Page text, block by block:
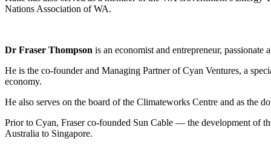
Nations Association of WA.​​​​‌ ‍ ​‍​‍‌‍ ‌ ​‍‌‍‍‌‌‍‌ ‌‍‍‌‌‍ ‍​‍​‍​ ‍‍​‍​‍‌ ​ ‌‍​‌‌‍ ‍‌‍‍‌‌ ‌​‌ ‍‌​‍ ‍‌‍‍‌‌‍ ​‍​‍​‍ ​​‍​‍‌‍‍​‌ ​‍‌‍‌‌‌‍‌‍​‍​‍​ ‍‍​‍​‍‌‍‍​‌ ‌​‌ ‌​‌ ​​​ ‍‍​‍ ​‍ ‌‍ ​‌‍ ‌‍​ ‌‍​‌‌‍ ​‌‍‍​‌‍ ‌ ​ ‌ ‌​​ ‍‍​ ​ ​ ​ ​ ​ ​ ​ ​‍ ‌‍‍‌‌‍ ‍‌ ‌​‌‍‌‌‌‍ ‍‌ ‌​​‍ ‌‍‌‌‌‍‌​‌‍‍‌‌ ‌​​‍ ‌‍ ‌‌‍ ‌‍‌​‌‍‌‌​ ‌‌ ​​‌ ​‍‌‍‌‌‌ ​ ‌‍‌‌‌‍ ‍‌ ‌​‌‍​‌‌ ‌​‌‍‍‌‌‍ ‌‍ ‍​ ‍ ‌‍‍‌‌‍‌​​ ‌​ ‌​‌‍​‌​ ‌‍​ ‍​‌‍‌‍​ ​ ​ ‍​​ ‌​​‍ ‌‌‍​‍‌‍​ ​ ‍​​ ‌‍​‍ ‌​ ‌​​ ‍‌​ ​​​ ​ ​‍ ‌‌‍​‌‌‍​‌​ ‍‌‌‍‌‍​‍ ‌‌‍‌‌​ ​ ​ ‍‌​ ‌​​ ‌‌‌‍‌‌​ ‌‌‌‍​‍‌‍‌​‌‍‌​​ ‌​‌‍‌‌​ ‍ ‌ ‌​‌ ‍‌‌ ​​‌‍‌‌​ ‌‌‍ ‍‌‍‌‌‌ ‌ ‌ ​ ​ ‍ ‌ ​​‌‍​‌‌ ‌​‌‍‍​​ ‌‌‍​ ‌‍ ‌‍ ‍‌ ‌​‌‍‌‌‌‍ ‍‌ ‌​​‍‌‌​ ‌‌‌​​‍‌‌ ‌‍‍ ‌‍‌‌‌ ‍‌​‍‌‌​ ​ ‌​‌​​‍‌‌​ ​ ‌​‌​​‍‌‌​ ​‍​ ​‍​ ‍‌​ ‍‌‌‍​‌​ ‌​​ ​ ​ ‌‌‌‍​ ‌‍‌‍‌‍​‌​ ​‌​ ‍‌​ ‌ ​‍‌‌​ ​‍​ ​‍​‍‌‌​ ‌‌‌​‌​​‍ ‍‌‍​ ‌‍‍​‌‍‍‌‌‍ ​‌‍‌​‌ ​‍‌‍‌‌‌‍ ‍​‍‌‌​ ‌‌‌​​‍‌‌ ‌‍‍ ‌‍‌‌‌ ‍‌​‍‌‌​ ​ ‌​‌​​‍‌‌​ ​ ‌​‌​​‍‌‌​ ​‍​ ​‍​ ‍‌​ ​ ‌‍‌‌‌‍​‍​ ​‍​ ‌ ​ ‌​‌‍​ ​ ‌ ‌‍‌‌​ ‌‌​ ​‍​‍‌‌​ ​‍​ ​‍​‍‌‌​ ‌‌‌​‌​​‍ ‍‌ ‌​‌‍‌‌‌ ‍​‌ ‌​​ ‌‍​‍‌‍​‌‌ ​ ‌‍‌‌‌‌‌‌‌ ​‍‌‍ ​​ ‌‌‍‍​‌ ‌​‌ ‌​‌ ​​​‍‌‌​ ​ ‌​​‌​‍‌‌​ ​‍‌​‌‍​‍‌‌​ ​‍‌​‌‍‌‍ ​‌‍ ‌‍​ ‌‍​‌‌‍ ​‌‍‍​‌‍ ‌ ​ ‌ ‌​​‍‌‌​ ​ ‌​​‌​ ​ ​ ​ ​ ​ ​ ​ ​‍‌‍‌‍‍‌‌‍‌​​ ‌​ ‌​‌‍​‌​ ‌‍​ ‍​‌‍‌‍​ ​ ​ ‍​​ ‌​​‍ ‌‌‍​‍‌‍​ ​ ‍​​ ‌‍​‍ ‌​ ‌​​ ‍‌​ ​​​ ​ ​‍ ‌‌‍​‌‌‍​‌​ ‍‌‌‍‌‍​‍ ‌‌‍‌‌​ ​ ​ ‍‌​ ‌​​ ‌‌‌‍‌‌​ ‌‌‌‍​‍‌‍‌​‌‍‌​​ ‌​‌‍‌‌​‍‌‍‌ ‌​‌ ‍‌‌ ​​‌‍‌‌​ ‌‌‍ ‍‌‍‌‌‌ ‌ ‌ ​ ​‍‌‍‌ ​​‌‍​‌‌ ‌​‌‍‍​​ ‌‌‍​ ‌‍ ‌‍ ‍‌ ‌​‌‍‌‌‌‍ ‍‌ ‌​​‍‌‌​ ‌‌‌​​‍‌‌ ‌‍‍ ‌‍‌‌‌ ‍‌​‍‌‌​ ​ ‌​‌​​‍‌‌​ ​ ‌​‌​​‍‌‌​ ​‍​ ​‍​ ‍‌​ ‍‌‌‍​‌​ ‌​​ ​ ​ ‌‌‌‍​ ‌‍‌‍‌‍​‌​ ​‌​ ‍‌​ ‌ ​‍‌‌​ ​‍​ ​‍​‍‌‌​ ‌‌‌​‌​​‍ ‍‌‍​ ‌‍‍​‌‍‍‌‌‍ ​‌‍‌​‌ ​‍‌‍‌‌‌‍ ‍​‍‌‌​ ‌‌‌​​‍‌‌ ‌‍‍ ‌‍‌‌‌ ‍‌​‍‌‌​ ​ ‌​‌​​‍‌‌​ ​ ‌​‌​​‍‌‌​ ​‍​ ​‍​ ‍‌​ ​ ‌‍‌‌‌‍​‍​ ​‍​ ‌ ​ ‌​‌‍​ ​ ‌ ‌‍‌‌​ ‌‌​ ​‍​‍‌‌​ ​‍​ ​‍​‍‌‌​ ‌‌‌​‌​​‍ ‍‌ ‌​‌‍‌‌‌ ‍​‌ ‌​​‍‌‍‌ ​​‌‍‌‌‌ ​‍‌ ​ ‌ ​​‌‍‌‌‌‍​ ‌ ‌​‌‍‍‌‌ ‌‍‌‍‌‌​ ‌‌ ​​‌ ‌‌‌‍​‍‌‍ ​‌‍‍‌‌ ​ ‌‍‍​‌‍‌‌‌‍‌​​‍​‍‌ ‌
Dr Fraser Thompson​​​​‌ ‍ ​‍​‍‌‍ ‌ ​‍‌‍‍‌‌‍‌ ‌‍‍‌‌‍ ‍​‍​‍​ ‍‍​‍​‍‌ ​ ‌‍​‌‌‍ ‍‌‍‍‌‌ ‌​‌ ‍‌​‍ ‍‌‍‍‌‌‍ ​‍​‍​‍ ​​‍​‍‌‍‍​‌ ​‍‌‍‌‌‌‍‌‍​‍​‍​ ‍‍​‍​‍‌‍‍​‌ ‌​‌ ‌​‌ ​​​ ‍‍​‍ ​‍ ‌‍ ​‌‍ ‌‍​ ‌‍​‌‌‍ ​‌‍‍​‌‍ ‌ ​ ‌ ‌​​ ‍‍​ ​ ​ ​ ​ ​ ​ ​ ​‍ ‌‍‍‌‌‍ ‍‌ ‌​‌‍‌‌‌‍ ‍‌ ‌​​‍ ‌‍‌‌‌‍‌​‌‍‍‌‌ ‌​​‍ ‌‍ ‌‌‍ ‌‍‌​‌‍‌‌​ ‌‌ ​​‌ ​‍‌‍‌‌‌ ​ ‌‍‌‌‌‍ ‍‌ ‌​‌‍​‌‌ ‌​‌‍‍‌‌‍ ‌‍ ‍​ ‍ ‌‍‍‌‌‍‌​​ ‌​ ‌​‌‍​‌​ ‌‍​ ‍​‌‍‌‍​ ​ ​ ‍​​ ‌​​‍ ‌‌‍​‍‌‍​ ​ ‍​​ ‌‍​‍ ‌​ ‌​​ ‍‌​ ​​​ ​ ​‍ ‌‌‍​‌‌‍​‌​ ‍‌‌‍‌‍​‍ ‌‌‍‌‌​ ​ ​ ‍‌​ ‌​​ ‌‌‌‍‌‌​ ‌‌‌‍​‍‌‍‌​‌‍‌​​ ‌​‌‍‌‌​ ‍ ‌ ‌​‌ ‍‌‌ ​​‌‍‌‌​ ‌‌‍ ‍‌‍‌‌‌ ‌ ‌ ​ ​ ‍ ‌ ​​‌‍​‌‌ ‌​‌‍‍​​ ‌‌‍​ ‌‍ ‌‍ ‍‌ ‌​‌‍‌‌‌‍ ‍‌ ‌​​‍‌‌​ ‌‌‌​​‍‌‌ ‌‍‍ ‌‍‌‌‌ ‍‌​‍‌‌​ ​ ‌​‌​​‍‌‌​ ​ ‌​‌​​‍‌‌​ ​‍​ ​‍‌‍‌‌​ ‍​​ ​‌​ ​ ​ ​ ​ ‌ ​ ‌‌‌‍​‍​ ​‍‌‍‌​‌‍​‌‌‍‌‍​‍‌‌​ ​‍​ ​‍​‍‌‌​ ‌‌‌​‌​​‍ ‍‌‍​ ‌‍‍​‌‍‍‌‌‍ ​‌‍‌​‌ ​‍‌‍‌‌‌‍ ‍​‍‌‌​ ‌‌‌​​‍‌‌ ‌‍‍ ‌‍‌‌‌ ‍‌​‍‌‌​ ​ ‌​‌​​‍‌‌​ ​ ‌​‌​​‍‌‌​ ​‍​ ​‍​ ‌ ​ ‌​​ ​ ​ ​‍​ ‍‌​ ​‍​ ‌​​ ​‌​ ‌ ​ ‌ ​ ​ ‌‍​‌​‍‌‌​ ​‍​ ​‍​‍‌‌​ ‌‌‌​‌​​‍ ‍‌ ‌​‌‍‌‌‌ ‍​‌ ‌​​ ‌‍​‍‌‍​‌‌ ​ ‌‍‌‌‌‌‌‌‌ ​‍‌‍ ​​ ‌‌‍‍​‌ ‌​‌ ‌​‌ ​​​‍‌‌​ ​ ‌​​‌​‍‌‌​ ​‍‌​‌‍​‍‌‌​ ​‍‌​‌‍‌‍ ​‌‍ ‌‍​ ‌‍​‌‌‍ ​‌‍‍​‌‍ ‌ ​ ‌ ‌​​‍‌‌​ ​ ‌​​‌​ ​ ​ ​ ​ ​ ​ ​ ​‍‌‍‌‍‍‌‌‍‌​​ ‌​ ‌​‌‍​‌​ ‌‍​ ‍​‌‍‌‍​ ​ ​ ‍​​ ‌​​‍ ‌‌‍​‍‌‍​ ​ ‍​​ ‌‍​‍ ‌​ ‌​​ ‍‌​ ​​​ ​ ​‍ ‌‌‍​‌‌‍​‌​ ‍‌‌‍‌‍​‍ ‌‌‍‌‌​ ​ ​ ‍‌​ ‌​​ ‌‌‌‍‌‌​ ‌‌‌‍​‍‌‍‌​‌‍‌​​ ‌​‌‍‌‌​‍‌‍‌ ‌​‌ ‍‌‌ ​​‌‍‌‌​ ‌‌‍ ‍‌‍‌‌‌ ‌ ‌ ​ ​‍‌‍‌ ​​‌‍​‌‌ ‌​‌‍‍​​ ‌‌‍​ ‌‍ ‌‍ ‍‌ ‌​‌‍‌‌‌‍ ‍‌ ‌​​‍‌‌​ ‌‌‌​​‍‌‌ ‌‍‍ ‌‍‌‌‌ ‍‌​‍‌‌​ ​ ‌​‌​​‍‌‌​ ​ ‌​‌​​‍‌‌​ ​‍​ ​‍‌‍‌‌​ ‍​​ ​‌​ ​ ​ ​ ​ ‌ ​ ‌‌‌‍​‍​ ​‍‌‍‌​‌‍​‌‌‍‌‍​‍‌‌​ ​‍​ ​‍​‍‌‌​ ‌‌‌​‌​​‍ ‍‌‍​ ‌‍‍​‌‍‍‌‌‍ ​‌‍‌​‌ ​‍‌‍‌‌‌‍ ‍​‍‌‌​ ‌‌‌​​‍‌‌ ‌‍‍ ‌‍‌‌‌ ‍‌​‍‌‌​ ​ ‌​‌​​‍‌‌​ ​ ‌​‌​​‍‌‌​ ​‍​ ​‍​ ‌ ​ ‌​​ ​ ​ ​‍​ ‍‌​ ​‍​ ‌​​ ​‌​ ‌ ​ ‌ ​ ​ ‌‍​‌​‍‌‌​ ​‍​ ​‍​‍‌‌​ ‌‌‌​‌​​‍ ‍‌ ‌​‌‍‌‌‌ ‍​‌ ‌​​‍‌‍‌ ​​‌‍‌‌‌ ​‍‌ ​ ‌ ​​‌‍‌‌‌‍​ ‌ ‌​‌‍‍‌‌ ‌‍‌‍‌‌​ ‌‌ ​​‌ ‌‌‌‍​‍‌‍ ​‌‍‍‌‌ ​ ‌‍‍​‌‍‌‌‌‍‌​​‍​‍‌ ‌ is an economist and entrepreneur, passionate about public policy and finding solutions to tackle sustainability
He is the co-founder and Managing Partner of Cyan Ventures, a
economy.​​​​‌ ‍ ​‍​‍‌‍ ‌ ​‍‌‍‍‌‌‍‌ ‌‍‍‌‌‍ ‍​‍​‍​ ‍‍​‍​‍‌ ​ ‌‍​‌‌‍ ‍‌‍‍‌‌ ‌​‌ ‍‌​‍ ‍‌‍‍‌‌‍ ​‍​‍​‍ ​​‍​‍‌‍‍​‌ ​‍‌‍‌‌‌‍‌‍​‍​‍​ ‍‍​‍​‍‌‍‍​‌ ‌​‌ ‌​‌ ​​​ ‍‍​‍ ​‍ ‌‍ ​‌‍ ‌‍​ ‌‍​‌‌‍ ​‌‍‍​‌‍ ‌ ​ ‌ ‌​​ ‍‍​ ​ ​ ​ ​ ​ ​ ​ ​‍ ‌‍‍‌‌‍ ‍‌ ‌​‌‍‌‌‌‍ ‍‌ ‌​​‍ ‌‍‌‌‌‍‌​‌‍‍‌‌ ‌​​‍ ‌‍ ‌‌‍ ‌‍‌​‌‍‌‌​ ‌‌ ​​‌ ​‍‌‍‌‌‌ ​ ‌‍‌‌‌‍ ‍‌ ‌​‌‍​‌‌ ‌​‌‍‍‌‌‍ ‌‍ ‍​ ‍ ‌‍‍‌‌‍‌​​ ‌​ ‌​‌‍​‌​ ‌‍​ ‍​‌‍‌‍​ ​ ​ ‍​​ ‌​​‍ ‌‌‍​‍‌‍​ ​ ‍​​ ‌‍​‍ ‌​ ‌​​ ‍‌​ ​​​ ​ ​‍ ‌‌‍​‌‌‍​‌​ ‍‌‌‍‌‍​‍ ‌‌‍‌‌​ ​ ​ ‍‌​ ‌​​ ‌‌‌‍‌‌​ ‌‌‌‍​‍‌‍‌​‌‍‌​​ ‌​‌‍‌‌​ ‍ ‌ ‌​‌ ‍‌‌ ​​‌‍‌‌​ ‌‌‍ ‍‌‍‌‌‌ ‌ ‌ ​ ​ ‍ ‌ ​​‌‍​‌‌ ‌​‌‍‍​​ ‌‌‍​ ‌‍ ‌‍ ‍‌ ‌​‌‍‌‌‌‍ ‍‌ ‌​​‍‌‌​ ‌‌‌​​‍‌‌ ‌‍‍ ‌‍‌‌‌ ‍‌​‍‌‌​ ​ ‌​‌​​‍‌‌​ ​ ‌​‌​​‍‌‌​ ​‍​ ​‍‌‍‌‍‌‍‌‌​ ‍‌‌‍‌‌​ ‌‍​ ‌ ​ ​‍​ ‌‌​ ‌ ‌‍​ ​ ‌‌​ ‌‍​‍‌‌​ ​‍​ ​‍​‍‌‌​ ‌‌‌​‌​​‍ ‍‌‍​ ‌‍‍​‌‍‍‌‌‍ ​‌‍‌​‌ ​‍‌‍‌‌‌‍ ‍​‍‌‌​ ‌‌‌​​‍‌‌ ‌‍‍ ‌‍‌‌‌ ‍‌​‍‌‌​ ​ ‌​‌​​‍‌‌​ ​ ‌​‌​​‍‌‌​ ​‍​ ​‍​ ​​​ ‍​‌‍​‍‌‍​‍​ ​ ​ ‍‌‌‍​ ​ ‌‌‌‍‌‌​ ​‌​ ‌​‌‍​‍​‍‌‌​ ​‍​ ​‍​‍‌‌​ ‌‌‌​‌​​‍ ‍‌ ‌​‌‍‌‌‌ ‍​‌ ‌​​ ‌‍​‍‌‍​‌‌ ​ ‌‍‌‌‌‌‌‌‌ ​‍‌‍ ​​ ‌‌‍‍​‌ ‌​‌ ‌​‌ ​​​‍‌‌​ ​ ‌​​‌​‍‌‌​ ​‍‌​‌‍​‍‌‌​ ​‍‌​‌‍‌‍ ​‌‍ ‌‍​ ‌‍​‌‌‍ ​‌‍‍​‌‍ ‌ ​ ‌ ‌​​‍‌‌​ ​ ‌​​‌​ ​ ​ ​ ​ ​ ​ ​ ​‍‌‍‌‍‍‌‌‍‌​​ ‌​ ‌​‌‍​‌​ ‌‍​ ‍​‌‍‌‍​ ​ ​ ‍​​ ‌​​‍ ‌‌‍​‍‌‍​ ​ ‍​​ ‌‍​‍ ‌​ ‌​​ ‍‌​ ​​​ ​ ​‍ ‌‌‍​‌‌‍​‌​ ‍‌‌‍‌‍​‍ ‌‌‍‌‌​ ​ ​ ‍‌​ ‌​​ ‌‌‌‍‌‌​ ‌‌‌‍​‍‌‍‌​‌‍‌​​ ‌​‌‍‌‌​‍‌‍‌ ‌​‌ ‍‌‌ ​​‌‍‌‌​ ‌‌‍ ‍‌‍‌‌‌ ‌ ‌ ​ ​‍‌‍‌ ​​‌‍​‌‌ ‌​‌‍‍​​ ‌‌‍​ ‌‍ ‌‍ ‍‌ ‌​‌‍‌‌‌‍ ‍‌ ‌​​‍‌‌​ ‌‌‌​​‍‌‌ ‌‍‍ ‌‍‌‌‌ ‍‌​‍‌‌​ ​ ‌​‌​​‍‌‌​ ​ ‌​‌​​‍‌‌​ ​‍​ ​‍‌‍‌‍‌‍‌‌​ ‍‌‌‍‌‌​ ‌‍​ ‌ ​ ​‍​ ‌‌​ ‌ ‌‍​ ​ ‌‌​ ‌‍​‍‌‌​ ​‍​ ​‍​‍‌‌​ ‌‌‌​‌​​‍ ‍‌‍​ ‌‍‍​‌‍‍‌‌‍ ​‌‍‌​‌ ​‍‌‍‌‌‌‍ ‍​‍‌‌​ ‌‌‌​​‍‌‌ ‌‍‍ ‌‍‌‌‌ ‍‌​‍‌‌​ ​ ‌​‌​​‍‌‌​ ​ ‌​‌​​‍‌‌​ ​‍​ ​‍​ ​​​ ‍​‌‍​‍‌‍​‍​ ​ ​ ‍‌‌‍​ ​ ‌‌‌‍‌‌​ ​‌​ ‌​‌‍​‍​‍‌‌​ ​‍​ ​‍​‍‌‌​ ‌‌‌​‌​​‍ ‍‌ ‌​‌‍‌‌‌ ‍​‌ ‌​​‍‌‍‌ ​​‌‍‌‌‌ ​‍‌ ​ ‌ ​​‌‍‌‌‌‍​ ‌ ‌​‌‍‍‌‌ ‌‍‌‍‌‌​ ‌‌ ​​‌ ‌‌‌‍​‍‌‍ ​‌‍‍‌‌ ​ ‌‍‍​‌‍‌‌‌‍‌​​‍​‍‌ ‌
He also serves on the board of the Climateworks Centre and as the domestic Chair of the Low Carbon Fuels Alliance in ANZ.​​​​‌
Prior to Cyan, Fraser co-founded Sun Cable — the development of
Australia to Singapore.​​​​‌ ‍ ​‍​‍‌‍ ‌ ​‍‌‍‍‌‌‍‌ ‌‍‍‌‌‍ ‍​‍​‍​ ‍‍​‍​‍‌ ​ ‌‍​‌‌‍ ‍‌‍‍‌‌ ‌​‌ ‍‌​‍ ‍‌‍‍‌‌‍ ​‍​‍​‍ ​​‍​‍‌‍‍​‌ ​‍‌‍‌‌‌‍‌‍​‍​‍​ ‍‍​‍​‍‌‍‍​‌ ‌​‌ ‌​‌ ​​​ ‍‍​‍ ​‍ ‌‍ ​‌‍ ‌‍​ ‌‍​‌‌‍ ​‌‍‍​‌‍ ‌ ​ ‌ ‌​​ ‍‍​ ​ ​ ​ ​ ​ ​ ​ ​‍ ‌‍‍‌‌‍ ‍‌ ‌​‌‍‌‌‌‍ ‍‌ ‌​​‍ ‌‍‌‌‌‍‌​‌‍‍‌‌ ‌​​‍ ‌‍ ‌‌‍ ‌‍‌​‌‍‌‌​ ‌‌ ​​‌ ​‍‌‍‌‌‌ ​ ‌‍‌‌‌‍ ‍‌ ‌​‌‍​‌‌ ‌​‌‍‍‌‌‍ ‌‍ ‍​ ‍ ‌‍‍‌‌‍‌​​ ‌​ ‌​‌‍​‌​ ‌‍​ ‍​‌‍‌‍​ ​ ​ ‍​​ ‌​​‍ ‌‌‍​‍‌‍​ ​ ‍​​ ‌‍​‍ ‌​ ‌​​ ‍‌​ ​​​ ​ ​‍ ‌‌‍​‌‌‍​‌​ ‍‌‌‍‌‍​‍ ‌‌‍‌‌​ ​ ​ ‍‌​ ‌​​ ‌‌‌‍‌‌​ ‌‌‌‍​‍‌‍‌​‌‍‌​​ ‌​‌‍‌‌​ ‍ ‌ ‌​‌ ‍‌‌ ​​‌‍‌‌​ ‌‌‍ ‍‌‍‌‌‌ ‌ ‌ ​ ​ ‍ ‌ ​​‌‍​‌‌ ‌​‌‍‍​​ ‌‌‍​ ‌‍ ‌‍ ‍‌ ‌​‌‍‌‌‌‍ ‍‌ ‌​​‍‌‌​ ‌‌‌​​‍‌‌ ‌‍‍ ‌‍‌‌‌ ‍‌​‍‌‌​ ​ ‌​‌​​‍‌‌​ ​ ‌​‌​​‍‌‌​ ​‍​ ​‍​ ‍​​ ‌‌​ ‍‌​ ‍‌​ ‌ ​ ‍​‌‍​ ‌‍‌‌​ ‍‌​ ‌ ‌‍‌‌‌‍​ ​‍‌‌​ ​‍​ ​‍​‍‌‌​ ‌‌‌​‌​​‍ ‍‌‍​ ‌‍‍​‌‍‍‌‌‍ ​‌‍‌​‌ ​‍‌‍‌‌‌‍ ‍​‍‌‌​ ‌‌‌​​‍‌‌ ‌‍‍ ‌‍‌‌‌ ‍‌​‍‌‌​ ​ ‌​‌​​‍‌‌​ ​ ‌​‌​​‍‌‌​ ​‍​ ​‍​ ‍​‌‍​‍‌‍​‍​ ​‌​ ​‍‌‍​‍​ ‌​​ ‍‌​ ​‌‌‍​ ​ ‌‌​ ‍​​‍‌‌​ ​‍​ ​‍​‍‌‌​ ‌‌‌​‌​​‍ ‍‌ ‌​‌‍‌‌‌ ‍​‌ ‌​​ ‌‍​‍‌‍​‌‌ ​ ‌‍‌‌‌‌‌‌‌ ​‍‌‍ ​​ ‌‌‍‍​‌ ‌​‌ ‌​‌ ​​​‍‌‌​ ​ ‌​​‌​‍‌‌​ ​‍‌​‌‍​‍‌‌​ ​‍‌​‌‍‌‍ ​‌‍ ‌‍​ ‌‍​‌‌‍ ​‌‍‍​‌‍ ‌ ​ ‌ ‌​​‍‌‌​ ​ ‌​​‌​ ​ ​ ​ ​ ​ ​ ​ ​‍‌‍‌‍‍‌‌‍‌​​ ‌​ ‌​‌‍​‌​ ‌‍​ ‍​‌‍‌‍​ ​ ​ ‍​​ ‌​​‍ ‌‌‍​‍‌‍​ ​ ‍​​ ‌‍​‍ ‌​ ‌​​ ‍‌​ ​​​ ​ ​‍ ‌‌‍​‌‌‍​‌​ ‍‌‌‍‌‍​‍ ‌‌‍‌‌​ ​ ​ ‍‌​ ‌​​ ‌‌‌‍‌‌​ ‌‌‌‍​‍‌‍‌​‌‍‌​​ ‌​‌‍‌‌​‍‌‍‌ ‌​‌ ‍‌‌ ​​‌‍‌‌​ ‌‌‍ ‍‌‍‌‌‌ ‌ ‌ ​ ​‍‌‍‌ ​​‌‍​‌‌ ‌​‌‍‍​​ ‌‌‍​ ‌‍ ‌‍ ‍‌ ‌​‌‍‌‌‌‍ ‍‌ ‌​​‍‌‌​ ‌‌‌​​‍‌‌ ‌‍‍ ‌‍‌‌‌ ‍‌​‍‌‌​ ​ ‌​‌​​‍‌‌​ ​ ‌​‌​​‍‌‌​ ​‍​ ​‍​ ‍​​ ‌‌​ ‍‌​ ‍‌​ ‌ ​ ‍​‌‍​ ‌‍‌‌​ ‍‌​ ‌ ‌‍‌‌‌‍​ ​‍‌‌​ ​‍​ ​‍​‍‌‌​ ‌‌‌​‌​​‍ ‍‌‍​ ‌‍‍​‌‍‍‌‌‍ ​‌‍‌​‌ ​‍‌‍‌‌‌‍ ‍​‍‌‌​ ‌‌‌​​‍‌‌ ‌‍‍ ‌‍‌‌‌ ‍‌​‍‌‌​ ​ ‌​‌​​‍‌‌​ ​ ‌​‌​​‍‌‌​ ​‍​ ​‍​ ‍​‌‍​‍‌‍​‍​ ​‌​ ​‍‌‍​‍​ ‌​​ ‍‌​ ​‌‌‍​ ​ ‌‌​ ‍​​‍‌‌​ ​‍​ ​‍​‍‌‌​ ‌‌‌​‌​​‍ ‍‌ ‌​‌‍‌‌‌ ‍​‌ ‌​​‍‌‍‌ ​​‌‍‌‌‌ ​‍‌ ​ ‌ ​​‌‍‌‌‌‍​ ‌ ‌​‌‍‍‌‌ ‌‍‌‍‌‌​ ‌‌ ​​‌ ‌‌‌‍​‍‌‍ ​‌‍‍‌‌ ​ ‌‍‍​‌‍‌‌‌‍‌​​‍​‍‌ ‌